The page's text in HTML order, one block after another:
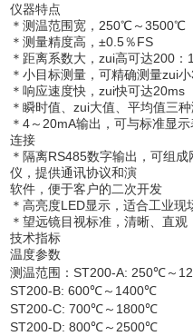
仪器特点
＊测温范围宽，250℃～3500℃
＊测量精度高，±0.5％FS
＊距离系数大，zui高可达200：1
＊小目标测量，可精确测量zui
＊响应速度快，zui快可达20ms
＊瞬时值、zui大值、平均值三
＊4～20mA输出，可与标准显
连接
＊隔离RS485数字输出，可组
仪，提供通讯协议和演
软件，便于客户的二次开发
＊高亮度LED显示，适合工业现
＊望远镜目视标准，清晰、直观
技术指标
温度参数
测温范围：ST200-A: 250℃～
ST200-B: 600℃～1400℃
ST200-C: 700℃～1800℃
ST200-D: 800℃～2500℃